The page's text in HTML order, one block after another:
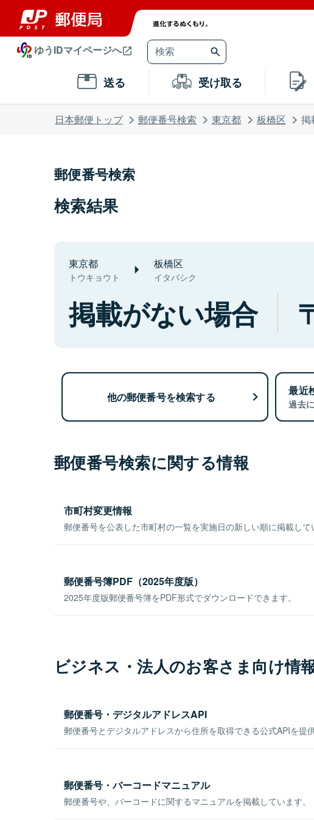
ゆうIDマイページへ
送る 受け取る
日本郵便トップ 郵便番号検索 東京都 板橋区 掲
郵便番号検索
検索結果
東京都
トウキョウト
板橋区
イタバシク
掲載がない場合
他の郵便番号を検索する 最近
過去
郵便番号検索に関する情報
市町村変更情報
郵便番号を公表した市町村の一覧を実施日の新しい順に掲載して
郵便番号簿PDF（2025年度版）
2025年度版郵便番号簿をPDF形式でダウンロードできます。
ビジネス・法人のお客さま向け情
郵便番号・デジタルアドレスAPI
郵便番号とデジタルアドレスから住所を取得できる公式APIを提供
郵便番号・バーコードマニュアル
郵便番号や、バーコードに関するマニュアルを掲載しています。